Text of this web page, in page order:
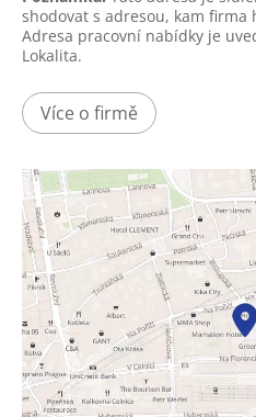
shodovat s adresou, kam firma
Adresa pracovní nabídky je
Lokalita.
Více o firmě